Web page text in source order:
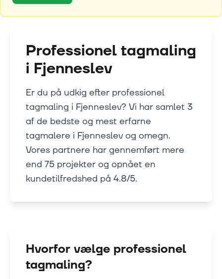
Professionel tagmaling
i Fjenneslev
Er du på udkig efter professionel
tagmaling i Fjenneslev? Vi har samlet 3
af de bedste og mest erfarne
tagmalere i Fjenneslev og omegn.
Vores partnere har gennemført mere
end 75 projekter og opnået en
kundetilfredshed på 4.8/5.
Hvorfor vælge professionel
tagmaling?